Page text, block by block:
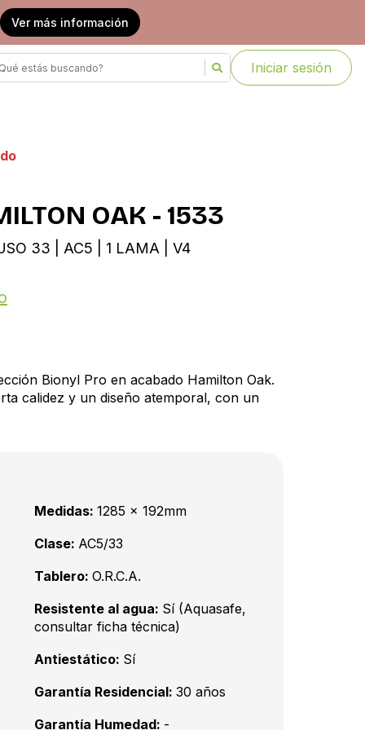
Ver más información
Iniciar sesión
OAK - 1533
33 | AC5 | 1 LAMA | V4
Bionyl Pro en acabado Hamilton Oak.
calidez y un diseño atemporal, con un
Medidas: 1285 x 192mm
Clase: AC5/33
Tablero: O.R.C.A.
Resistente al agua: Sí (Aquasafe,
consultar ficha técnica)
Antiestático: Sí
Garantía Residencial: 30 años
Garantía Humedad: -